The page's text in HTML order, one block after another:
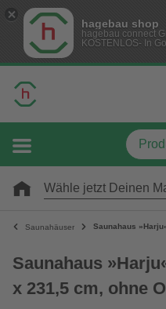
hagebau shop
hagebau connect
KOSTENLOS- In
Wähle jetzt Deinen
Saunahäuser Saunahaus
Saunahaus
x 231,5 cm, ohne